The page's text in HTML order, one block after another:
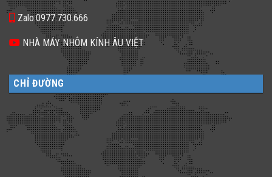
Zalo:0977.730.666
NHÀ MÁY NHÔM KÍNH ÂU VIỆT
CHỈ ĐƯỜNG